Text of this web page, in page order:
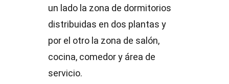
un lado la zona de dormitorios
distribuidas en dos plantas y
por el otro la zona de salón,
cocina, comedor y área de
servicio.